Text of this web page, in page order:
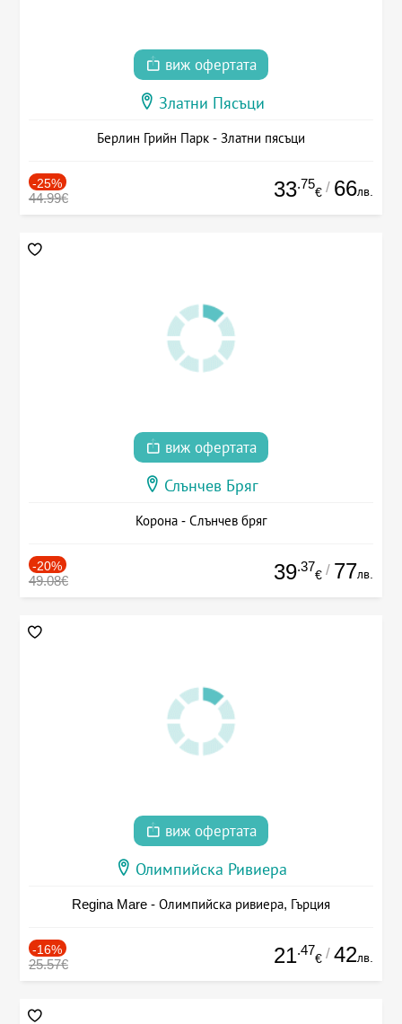
виж офертата
Златни Пясъци
Берлин Грийн Парк - Златни пясъци
-25%
44.99€ 33.75
€ / 66лв.
виж офертата
Слънчев Бряг
Корона - Слънчев бряг
-20%
49.08€ 39.37
€ / 77лв.
виж офертата
Олимпийска Ривиера
Regina Mare - Олимпийска ривиера, Гърция
-16%
25.57€ 21.47
€ / 42лв.